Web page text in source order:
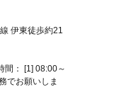
伊東徒歩約21
間： [1] 08:00～
でお願いしま